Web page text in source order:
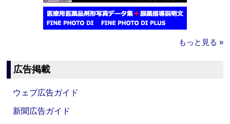
もっと見る »
広告掲載
ウェブ広告ガイド
新聞広告ガイド